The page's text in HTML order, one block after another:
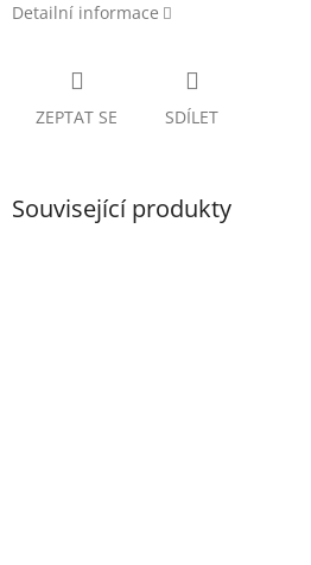
Detailní informace
ZEPTAT SE SDÍLET
Související produkty